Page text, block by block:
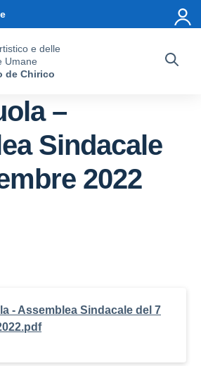
e delle
Umane
de Chirico
–
Sindacale
2022
- Assemblea Sindacale del 7